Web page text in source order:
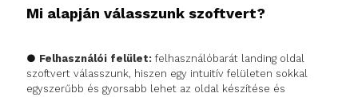
Mi alapján válasszunk szoftvert?
● Felhasználói felület:felhasználóbarát landing oldal
szoftvert válasszunk, hiszen egy intuitív felületen sokkal
egyszerűbb és gyorsabb lehet az oldal készítése és